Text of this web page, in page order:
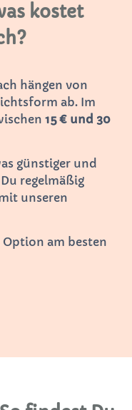
kostet
hängen von
ab. Im
15 € und 30
günstiger und
regelmäßig
unseren
am besten